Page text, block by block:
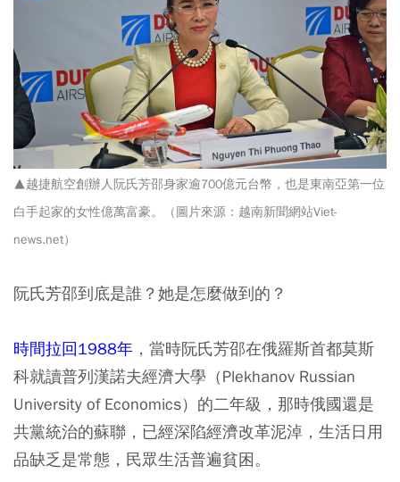
▲越捷航空創辦人阮氏芳邵身家逾700億元台幣，也是東南亞第一位
白手起家的女性億萬富豪。（圖片來源：越南新聞網站Viet-
news.net）
阮氏芳邵到底是誰？她是怎麼做到的？
時間拉回1988年 ，當時阮氏芳邵在俄羅斯首都莫斯
科就讀普列漢諾夫經濟大學（Plekhanov Russian
University of Economics）的二年級，那時俄國還是
共黨統治的蘇聯，已經深陷經濟改革泥淖，生活日用
品缺乏是常態，民眾生活普遍貧困。